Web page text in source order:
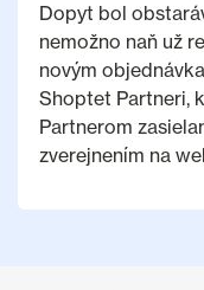
Dopyt bol
nemožno naň už
novým
Shoptet Partneri,
Partnerom
zverejnením na